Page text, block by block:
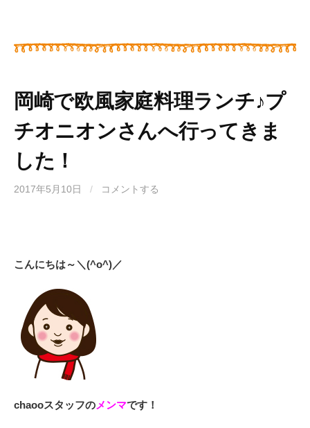
岡崎で欧風家庭料理ランチ♪プ
チオニオンさんへ行ってきま
した！
2017年5月10日 / コメントする
こんにちは～＼(^o^)／
chaooスタッフのメンマです！